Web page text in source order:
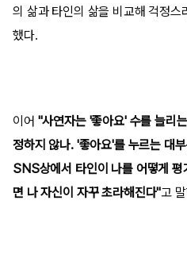
의 삶과 타인의 삶을 비교해 걱정
했다.
이어 "사연자는 '좋아요' 수를 늘리
정하지 않나. '좋아요'를 누르는 대
SNS상에서 타인이 나를 어떻게
면 나 자신이 자꾸 초라해진다"고